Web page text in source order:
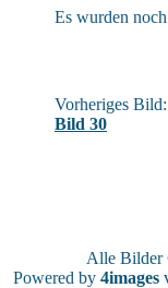
Es wurden
Vorheriges Bild:
Bild 30
Alle
Powered by 4images